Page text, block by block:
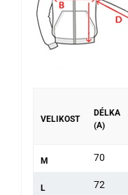
VELIKOST
DÉLKA
(A)
M 70
L 72